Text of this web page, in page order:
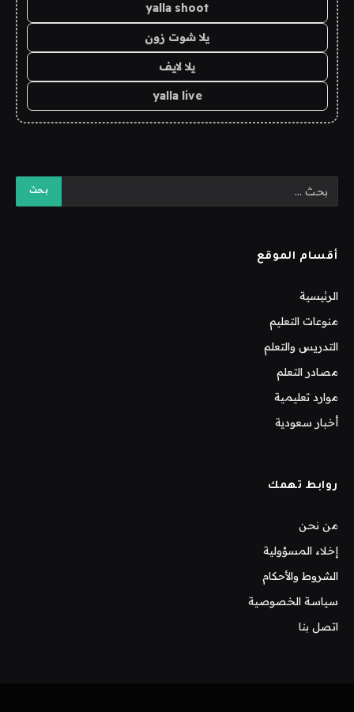
yalla shoot
يلا شوت زون
يلا لايف
yalla live
أقسام الموقع
الرئيسية
منوعات التعليم
التدريس والتعلم
مصادر التعلم
موارد تعليمية
أخبار سعودية
روابط تهمك
من نحن
إخلاء المسؤولية
الشروط والأحكام
سياسة الخصوصية
اتصل بنا